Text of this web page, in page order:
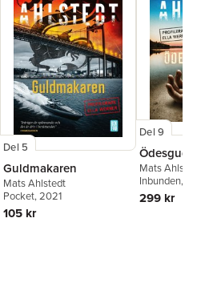
Del 5
Guldmakaren
Mats Ahlstedt
Pocket, 2021
105 kr
Del 9
Ödesgudinnan
Mats Ahlstedt
Inbunden, 2025
299 kr